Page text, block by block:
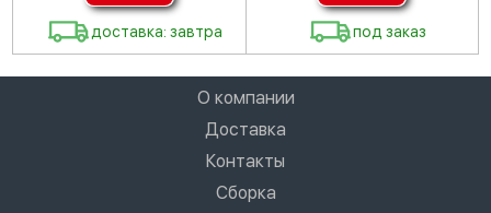
доставка: завтра под заказ
О компании
Доставка
Контакты
Сборка